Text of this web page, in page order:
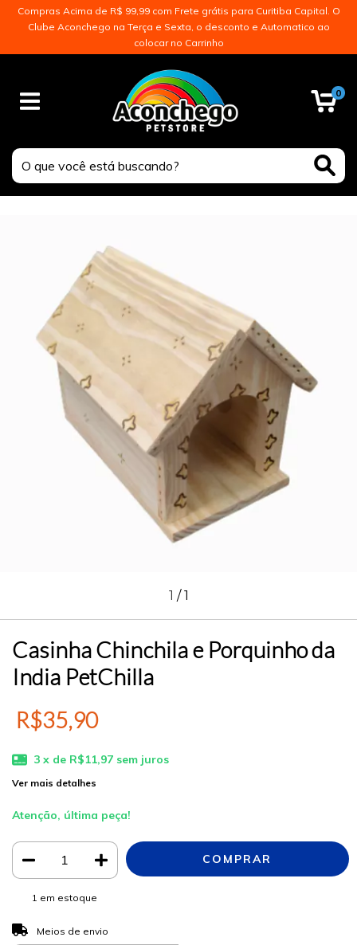
Compras Acima de R$ 99,99 com Frete grátis para Curitiba Capital. O
Clube Aconchego na Terça e Sexta, o desconto e Automatico ao
colocar no Carrinho
0
1 /1
Casinha Chinchila e Porquinho da
India PetChilla
R$35,90
3 x de R$11,97 sem juros
Ver mais detalhes
Atenção, última peça!
1 em estoque
Entregas para o CEP:
Meios de envio